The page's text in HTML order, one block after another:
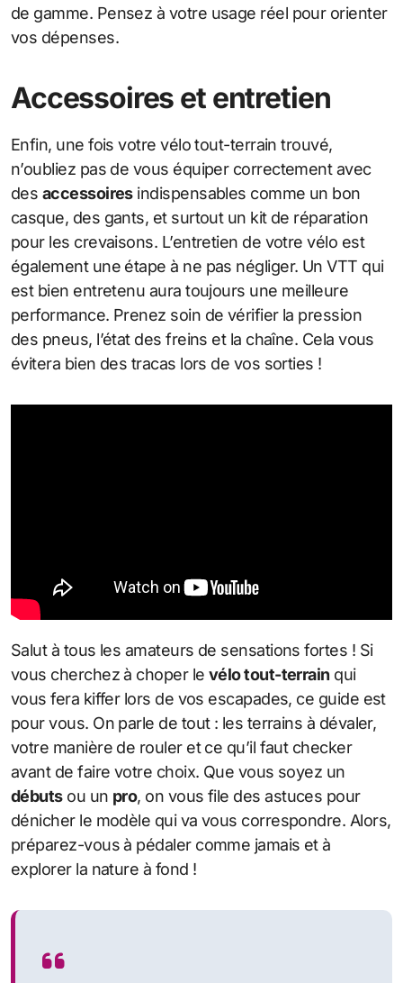
de gamme. Pensez à votre usage réel pour orienter
vos dépenses.
Accessoires et entretien
Enfin, une fois votre vélo tout-terrain trouvé,
n’oubliez pas de vous équiper correctement avec
des accessoiresindispensables comme un bon
casque, des gants, et surtout un kit de réparation
pour les crevaisons. L’entretien de votre vélo est
également une étape à ne pas négliger. Un VTT qui
est bien entretenu aura toujours une meilleure
performance. Prenez soin de vérifier la pression
des pneus, l’état des freins et la chaîne. Cela vous
évitera bien des tracas lors de vos sorties !
Salut à tous les amateurs de sensations fortes ! Si
vous cherchez à choper le vélo tout-terrain qui
vous fera kiffer lors de vos escapades, ce guide est
pour vous. On parle de tout : les terrains à dévaler,
votre manière de rouler et ce qu’il faut checker
avant de faire votre choix. Que vous soyez un
débutsou un pro, on vous file des astuces pour
dénicher le modèle qui va vous correspondre. Alors,
préparez-vous à pédaler comme jamais et à
explorer la nature à fond !